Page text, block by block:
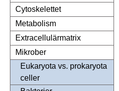
Cytoskelettet
Metabolism
Extracellulärmatrix
Mikrober
Eukaryota vs. prokaryota
celler